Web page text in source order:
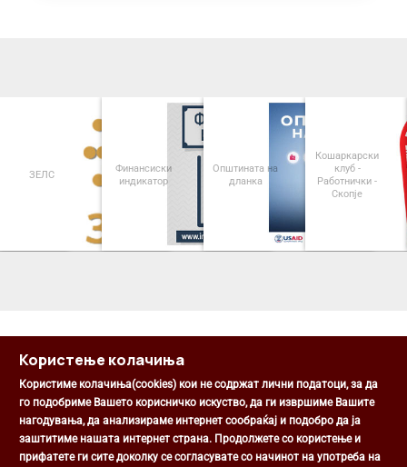
ЗЕЛС
Финансиски
индикатор
Општината на
дланка
Кошаркарски
клуб -
Работнички -
Скопје
Општина Центар
Михаил Цоков бр. 1, Скопје
Користење колачиња
Користиме колачиња(cookies) кои не содржат лични податоци, за да
го подобриме Вашето корисничко искуство, да ги извршиме Вашите
нагодувања, да анализираме интернет сообраќај и подобро да ја
заштитиме нашата интернет страна. Продолжете со користење и
прифатете ги сите доколку се согласувате со начинот на употреба на